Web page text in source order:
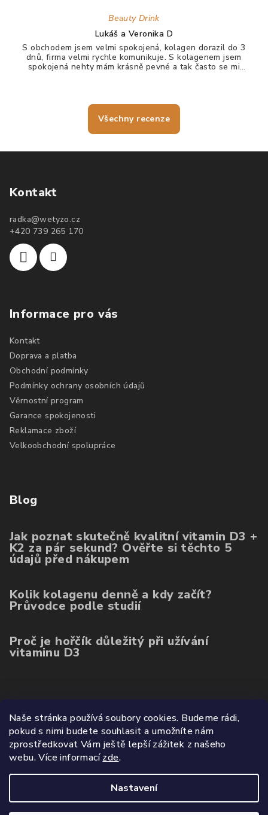
Naše stránka používá soubory cookies. Budeme rádi,
pokud s nimi budete souhlasit a umožníte nám
zprostředkovat Vám ještě lepší zážitek z našeho
webu.Více informacízde.
Nastavení
Beauty Drink
Lukáš a Veronika D
S obchodem jsem velmi spokojená, kolagen dorazil do 3
dnů, firma velmi rychle komunikuje. S kolagenem jsem
spokojená nehty mám krásně pevné a tak často se mi
Všechny recenze
Kontakt
radka@wetyzo.cz
+420 739 265 170
Informace pro vás
Kontakt
Doprava a platba
Obchodní podmínky
Podmínky ochrany osobních údajů
Věrnostní program
Garance spokojenosti
Reklamace zboží
Velkoobchodní spolupráce
Blog
Jak poznat skutečně kvalitní vitamin D3 +
K2 za pár sekund? Ověřte si těchto 5
údajů před nákupem
Kolik kolagenu denně a kdy začít?
Průvodce podle studií
Proč je hořčík důležitý při užívání
vitaminu D3
Poslední hodnocení produktů
Balíček kolagenu 3ks (ovoce, mango, citron)
Hodnocení produktu je 5 z 5 hvězdiček.
|